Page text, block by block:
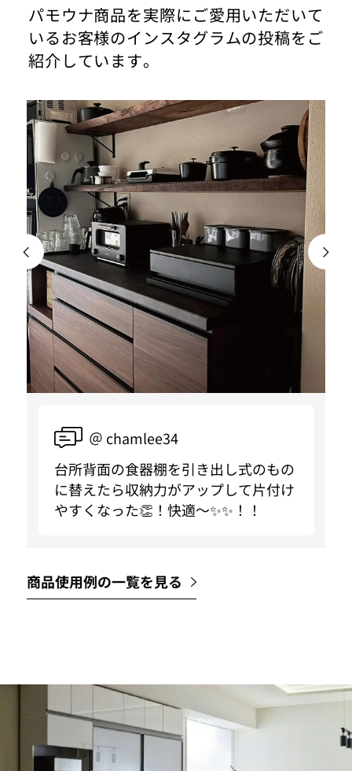
パモウナ商品を実際にご愛用いただいて
いるお客様のインスタグラムの投稿をご
紹介しています。
＠ chamlee34
台所背面の食器棚を引き出し式のもの
に替えたら収納力がアップして片付け
やすくなった👏！快適〜✨✨！！
商品使用例の一覧を見る